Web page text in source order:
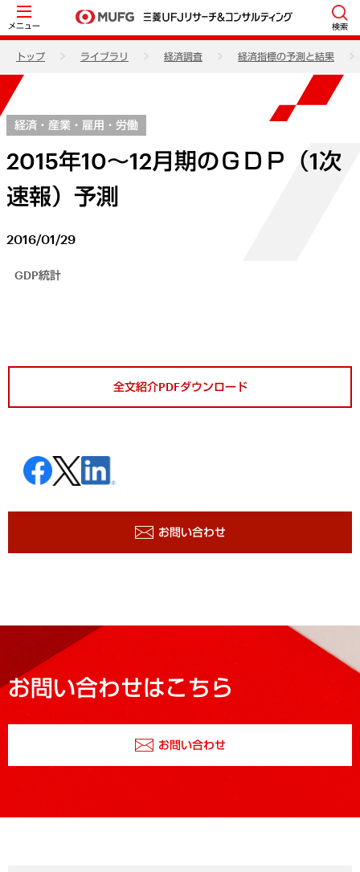
メニュー 検索
トップ ライブラリ 経済調査 経済指標の予測と結果
経済・産業・雇用・労働
2015年10～12月期のＧＤＰ（1次
速報）予測
2016/01/29
GDP統計
全文紹介PDFダウンロード
お問い合わせ
お問い合わせはこちら
お問い合わせ